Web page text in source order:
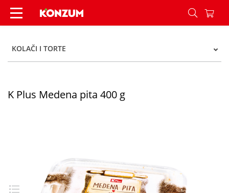
K Plus Medena pita 400 g - Konzum
KOLAČI I TORTE
K Plus Medena pita 400 g